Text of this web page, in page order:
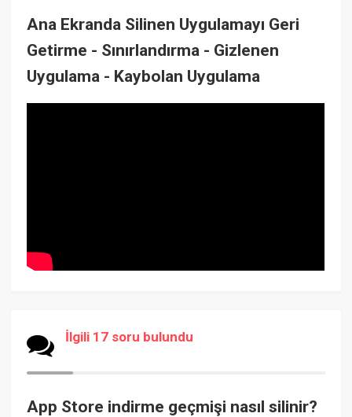
Ana Ekranda Silinen Uygulamayı Geri
Getirme - Sınırlandırma - Gizlenen
Uygulama - Kaybolan Uygulama
İlgili 17 soru bulundu
App Store indirme geçmişi nasıl silinir?